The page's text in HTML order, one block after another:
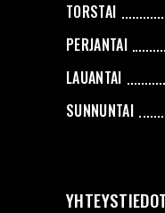
TORSTAI
PERJANTAI
LAUANTAI
SUNNUNTAI